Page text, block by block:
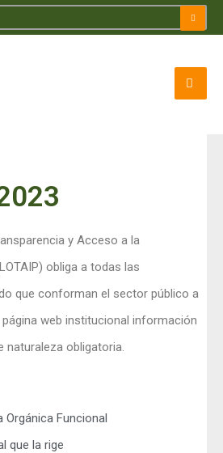
y Acceso a la
obliga a todas las
que conforman el sector público a
web institucional información
naturaleza obligatoria.​​​​
Orgánica Funcional
que la rige